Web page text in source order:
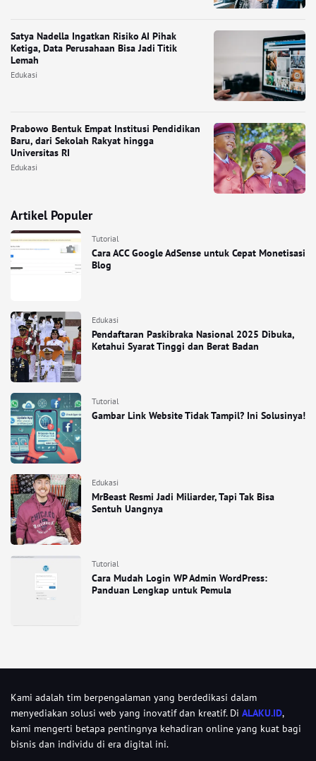
Satya Nadella Ingatkan Risiko AI Pihak
Ketiga, Data Perusahaan Bisa Jadi Titik
Lemah
Edukasi
Prabowo Bentuk Empat Institusi Pendidikan
Baru, dari Sekolah Rakyat hingga
Universitas RI
Edukasi
Artikel Populer
Tutorial
Cara ACC Google AdSense untuk Cepat Monetisasi
Blog
Edukasi
Pendaftaran Paskibraka Nasional 2025 Dibuka,
Ketahui Syarat Tinggi dan Berat Badan
Tutorial
Gambar Link Website Tidak Tampil? Ini Solusinya!
Edukasi
MrBeast Resmi Jadi Miliarder, Tapi Tak Bisa
Sentuh Uangnya
Tutorial
Cara Mudah Login WP Admin WordPress:
Panduan Lengkap untuk Pemula
Kami adalah tim berpengalaman yang berdedikasi dalam
menyediakan solusi web yang inovatif dan kreatif. Di ALAKU.ID,
kami mengerti betapa pentingnya kehadiran online yang kuat bagi
bisnis dan individu di era digital ini.